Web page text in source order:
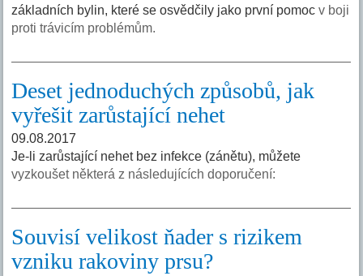
základních bylin, které se osvědčily jako první pomocv boji
proti trávicím problémům.
Deset jednoduchých způsobů, jak
vyřešit zarůstající nehet
09.08.2017
Je-li zarůstající nehet bez infekce (zánětu), můžete
vyzkoušet některá z následujících doporučení:
Souvisí velikost ňader s rizikem
vzniku rakoviny prsu?